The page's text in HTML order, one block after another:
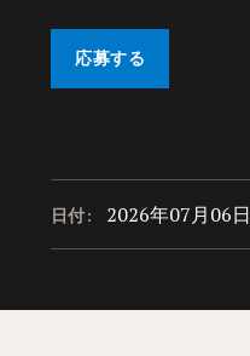
応募する
日付: 2026年07月06日